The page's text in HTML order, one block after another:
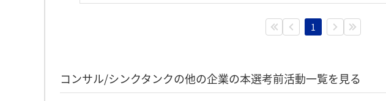
1
コンサル/シンクタンクの他の企業の本選考前活動一覧を見る